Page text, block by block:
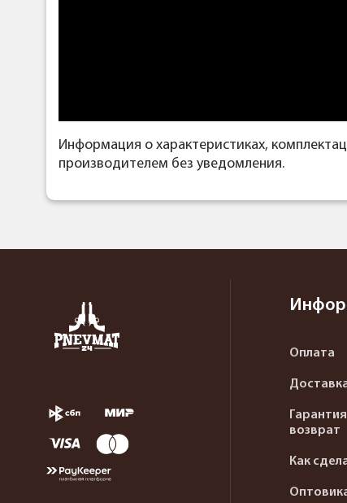
Информация о характеристиках,
производителем без уведомления.
Оплата
возврат
Как